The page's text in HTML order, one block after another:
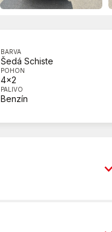
BARVA
Šedá Schiste
POHON
4x2
PALIVO
Benzín